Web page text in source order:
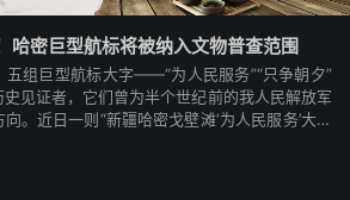
哈密巨型航标将被纳入文物普查范围
五组巨型航标大字——“为人民服务”“只争朝夕”
见证者，它们曾为半个世纪前的我人民解放军
。近日一则“新疆哈密戈壁滩‘为人民服务’大字